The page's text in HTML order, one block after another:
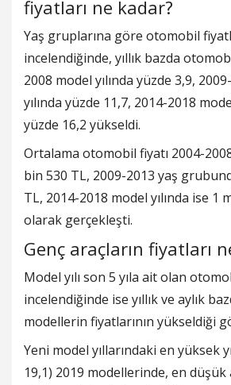
fiyatları ne kadar?
Yaş gruplarına göre otomobil
incelendiğinde, yıllık bazda
2008 model yılında yüzde 3,9,
yılında yüzde 11,7, 2014-2018
yüzde 16,2 yükseldi.
Ortalama otomobil fiyatı 2004-
bin 530 TL, 2009-2013 yaş
TL, 2014-2018 model yılında ise 1
olarak gerçekleşti.
Genç araçların fiyatları
Model yılı son 5 yıla ait olan
incelendiğinde ise yıllık ve aylık
modellerin fiyatlarının yükseldiği
Yeni model yıllarındaki en yüksek
19,1) 2019 modellerinde, en düşük